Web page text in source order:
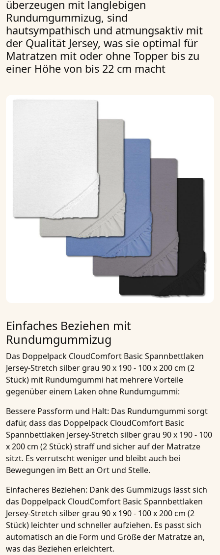
überzeugen mit langlebigen
Rundumgummizug, sind
hautsympathisch und atmungsaktiv mit
der Qualität Jersey, was sie optimal für
Matratzen mit oder ohne Topper bis zu
einer Höhe von bis 22 cm macht
Einfaches Beziehen mit
Rundumgummizug
Das Doppelpack CloudComfort Basic Spannbettlaken
Jersey-Stretch silber grau 90 x 190 - 100 x 200 cm (2
Stück) mit Rundumgummi hat mehrere Vorteile
gegenüber einem Laken ohne Rundumgummi:
Bessere Passform und Halt: Das Rundumgummi sorgt
dafür, dass das Doppelpack CloudComfort Basic
Spannbettlaken Jersey-Stretch silber grau 90 x 190 - 100
x 200 cm (2 Stück)straff und sicher auf der Matratze
sitzt. Es verrutscht weniger und bleibt auch bei
Bewegungen im Bett an Ort und Stelle.
Einfacheres Beziehen: Dank des Gummizugs lässt sich
das Doppelpack CloudComfort Basic Spannbettlaken
Jersey-Stretch silber grau 90 x 190 - 100 x 200 cm (2
Stück) leichter und schneller aufziehen. Es passt sich
automatisch an die Form und Größe der Matratze an,
was das Beziehen erleichtert.